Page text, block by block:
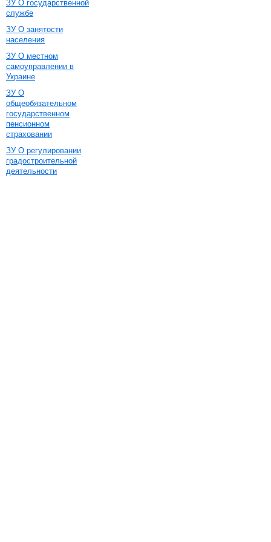
ЗУ О государственной
службе
ЗУ О занятости
населения
ЗУ О местном
самоуправлении в
Украине
ЗУ О
общеобязательном
государственном
пенсионном
страховании
ЗУ О регулировании
градостроительной
деятельности